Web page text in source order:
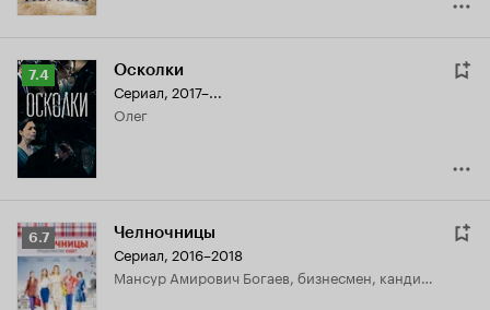
Рейтинг
Кинопоиска
7.4
7.4 Осколки
Сериал, 2017–...
Олег
Рейтинг
Кинопоиска
6.7
6.7 Челночницы
Сериал, 2016–2018
Мансур Амирович Богаев, бизнесмен, кандидат в депутаты